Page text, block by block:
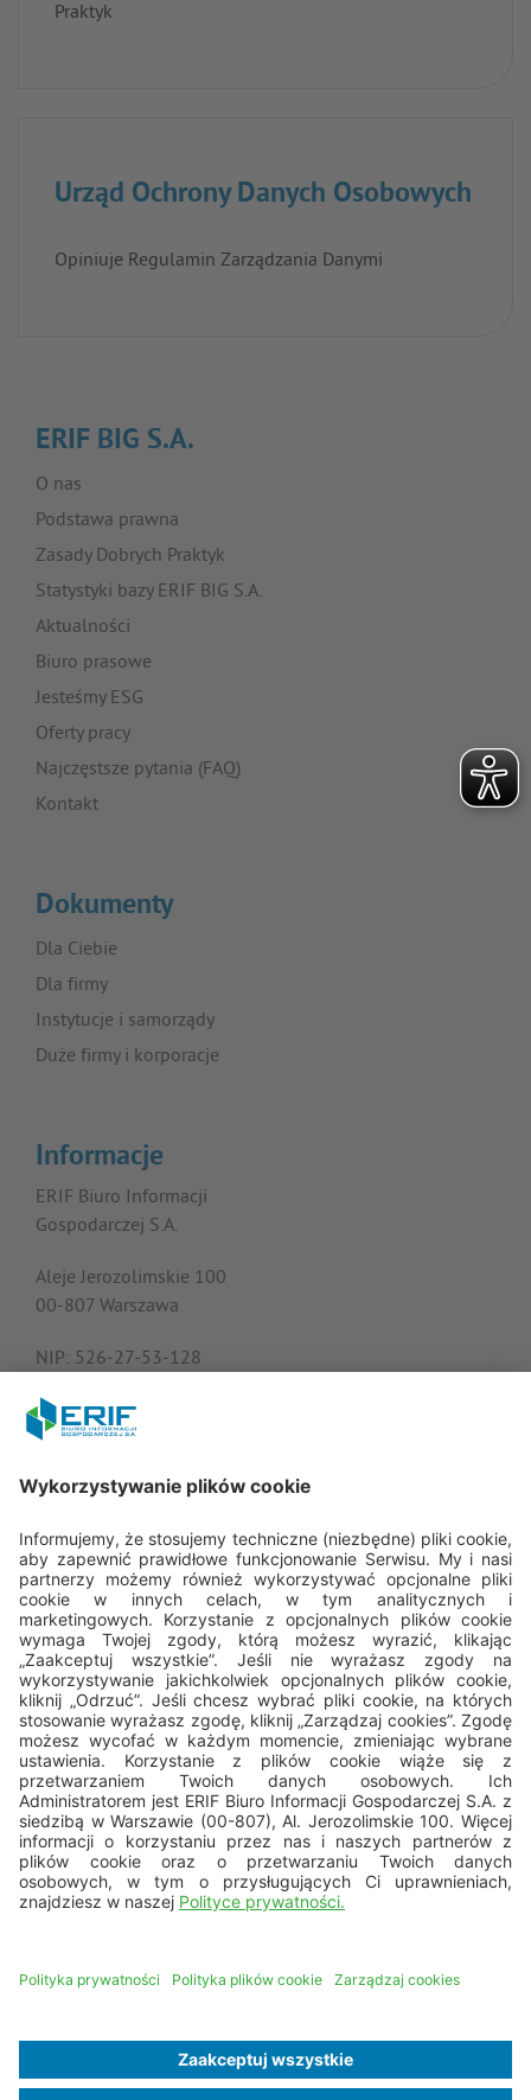
Praktyk
Urząd Ochrony Danych Osobowych
Opiniuje Regulamin Zarządzania Danymi
ERIF BIG S.A.
O nas
Podstawa prawna
Zasady Dobrych Praktyk
Statystyki bazy ERIF BIG S.A.
Aktualności
Biuro prasowe
Jesteśmy ESG
Oferty pracy
Najczęstsze pytania (FAQ)
Kontakt
Dokumenty
Dla Ciebie
Dla firmy
Instytucje i samorządy
Duże firmy i korporacje
Informacje
ERIF Biuro Informacji
Gospodarczej S.A.
Aleje Jerozolimskie 100
00-807 Warszawa
NIP: 526-27-53-128
REGON: 015613573
22 594 25 15
pon. - pt.: 8.00 - 16.00
bok@erif.pl
Copyright © 2026 ERIF Biuro Informacji Gospodarczej S.A.
Mapa strony
Nota prawna Dane osobowe Polityka cookies